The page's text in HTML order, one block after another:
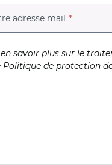
adresse mail (champ
savoir plus sur le
Politique de protection